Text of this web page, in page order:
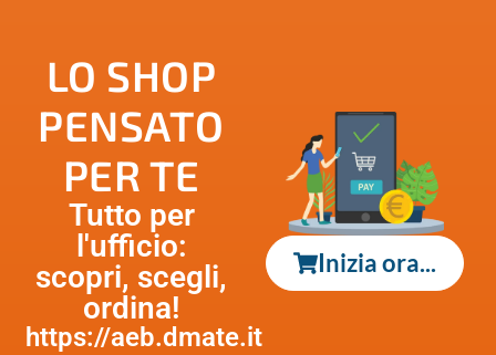
LO SHOP
PENSATO
PER TE
Tutto per
l'ufficio:
scopri, scegli,
ordina!
https://aeb.dmate.it
Inizia ora...